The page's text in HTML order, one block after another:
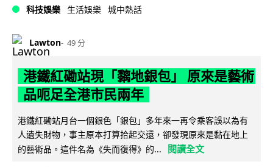
科技娛樂 生活娛樂 城中熱話
Lawton 49 分
港鐵紅磡站現「黐地銀包」 原來是藝術
品呃足全港市民兩年
港鐵紅磡站月台一個銀色「銀包」多年來一再令乘客誤以為有
人遺失財物，事主原本打算拾起交還，卻發現原來是黏在地上
的藝術品。這件名為《失而復得》的...
閱讀全文